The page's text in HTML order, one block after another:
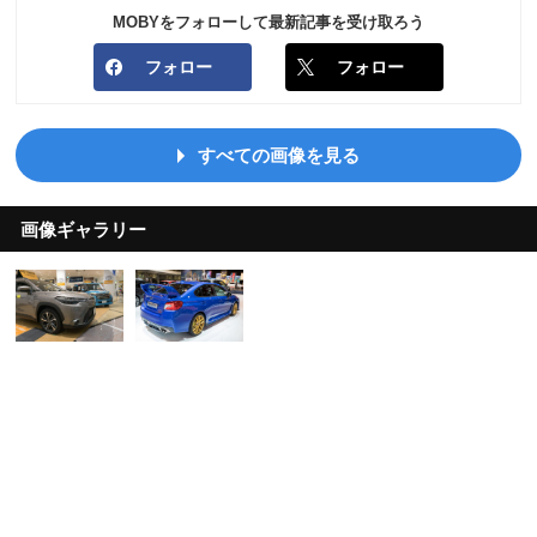
MOBYをフォローして最新記事を受け取ろう
フォロー フォロー
すべての画像を見る
画像ギャラリー